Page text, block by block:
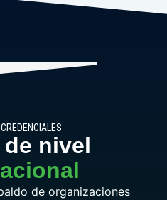
nivel
de organizaciones